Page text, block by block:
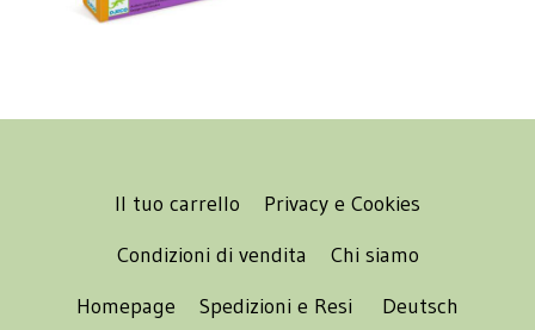
Il tuo carrello
Privacy e Cookies
Condizioni di vendita
Chi siamo
Homepage
Spedizioni e Resi Deutsch